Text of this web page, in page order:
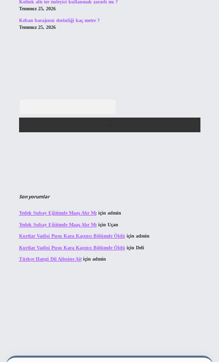
Koltuk altı ter önleyici kullanmak zararlı mı ?
Temmuz 25, 2026
Keban barajının derinliği kaç metre ?
Temmuz 25, 2026
Son yorumlar
Yedek Subay Eğitimde Maaş Alır Mı için admin
Yedek Subay Eğitimde Maaş Alır Mı için Uçan
Kurtlar Vadisi Pusu Kara Kaçıncı Bölümde Öldü için admin
Kurtlar Vadisi Pusu Kara Kaçıncı Bölümde Öldü için Deli
Türkçe Hangi Dil Ailesine Aitiçin admin